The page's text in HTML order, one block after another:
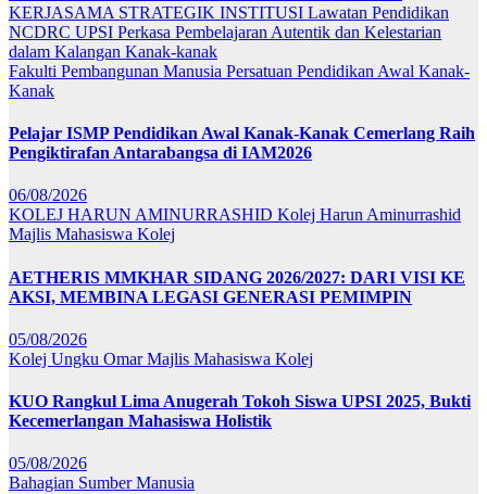
KERJASAMA STRATEGIK INSTITUSI Lawatan Pendidikan
NCDRC UPSI Perkasa Pembelajaran Autentik dan Kelestarian
dalam Kalangan Kanak-kanak
Fakulti Pembangunan Manusia Persatuan Pendidikan Awal Kanak-
Kanak
Pelajar ISMP Pendidikan Awal Kanak-Kanak Cemerlang Raih
Pengiktirafan Antarabangsa di IAM2026
06/08/2026
KOLEJ HARUN AMINURRASHID Kolej Harun Aminurrashid
Majlis Mahasiswa Kolej
AETHERIS MMKHAR SIDANG 2026/2027: DARI VISI KE
AKSI, MEMBINA LEGASI GENERASI PEMIMPIN
05/08/2026
Kolej Ungku OmarMajlis Mahasiswa Kolej
KUO Rangkul Lima Anugerah Tokoh Siswa UPSI 2025, Bukti
Kecemerlangan Mahasiswa Holistik
05/08/2026
Bahagian Sumber Manusia